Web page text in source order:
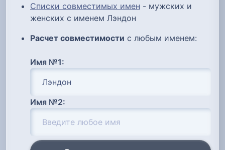
Списки совместимых имен - мужских и
женских с именем Лэндон
Расчет совместимости с любым именем:
Имя №1:
Имя №2: